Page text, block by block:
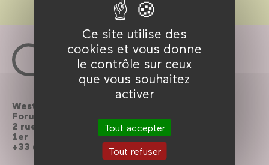
Ce site utilise des
cookies et vous donne
le contrôle sur ceux
que vous souhaitez
activer
Tout accepter
Tout refuser
Westfield
Forum des Halles
2 rue du cinéma, Paris
1er
+33 (0)1 44 76 63 00
Le Forum recrute
Brochures à
télécharger